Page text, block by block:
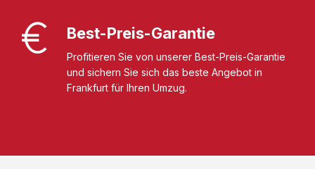
Best-Preis-Garantie
Profitieren Sie von unserer Best-Preis-Garantie
und sichern Sie sich das beste Angebot in
Frankfurt für Ihren Umzug.